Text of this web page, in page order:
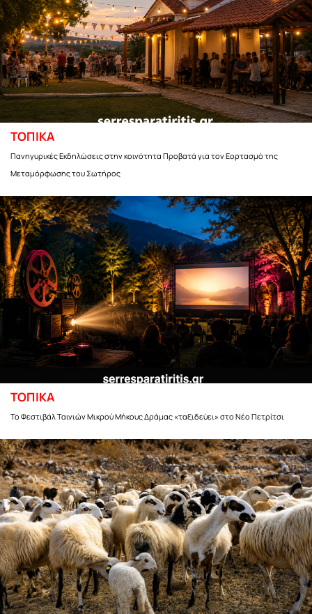
ΤΟΠΙΚΑ
Πανηγυρικές Εκδηλώσεις στην κοινότητα Προβατά για τον Εορτασμό της
Μεταμόρφωσης του Σωτήρος
ΤΟΠΙΚΑ
Το Φεστιβάλ Ταινιών Μικρού Μήκους Δράμας «ταξιδεύει» στο Νέο Πετρίτσι